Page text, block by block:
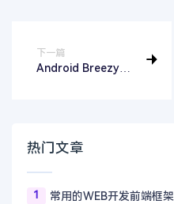
下一篇
Android Breezy
热门文章
1 常用的WEB开发前端框架